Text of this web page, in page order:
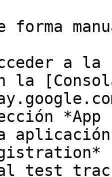
forma
a la
la
*App